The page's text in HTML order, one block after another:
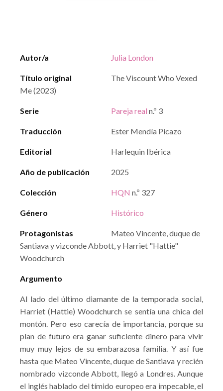
Autor/a Julia London
Título original
The Viscount Who Vexed
Me (2023)
Serie Pareja real n.º 3
Traducción Ester Mendía Picazo
Editorial Harlequin Ibérica
Año de publicación 2025
Colección HQN n.º 327
Género Histórico
Protagonistas
Mateo Vincente, duque de
Santiava y vizconde Abbott, y Harriet "Hattie"
Woodchurch
Argumento
Al lado del último diamante de la temporada social,
Harriet (Hattie) Woodchurch se sentía una chica del
montón. Pero eso carecía de importancia, porque su
plan de futuro era ganar suficiente dinero para vivir
muy muy lejos de su embarazosa familia. Y así fue
hasta que Mateo Vincente, duque de Santiava y recién
nombrado vizconde Abbott, llegó a Londres. Aunque
el inglés hablado del tímido europeo era impecable, el